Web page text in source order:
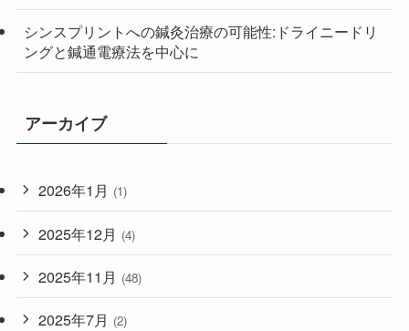
シンスプリントへの鍼灸治療の可能性:ドライニードリ
ングと鍼通電療法を中心に
アーカイブ
2026年1月 (1)
2025年12月 (4)
2025年11月 (48)
2025年7月 (2)